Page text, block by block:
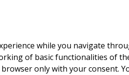
while you navigate
of basic functionalities of
only with your